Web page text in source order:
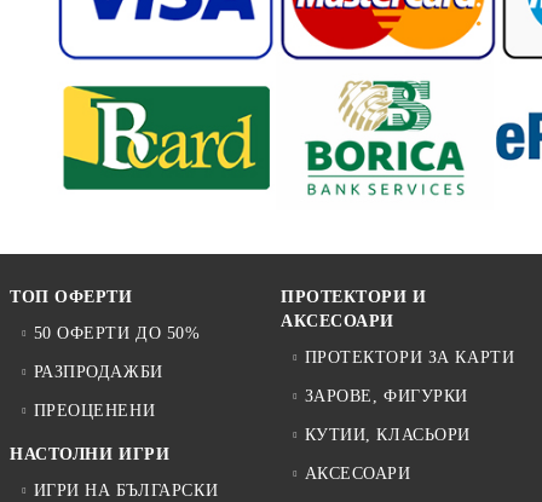
ТОП ОФЕРТИ
50 ОФЕРТИ ДО 50%
РАЗПРОДАЖБИ
ПРЕОЦЕНЕНИ
НАСТОЛНИ ИГРИ
ИГРИ НА БЪЛГАРСКИ
ПРОТЕКТОРИ И
АКСЕСОАРИ
ПРОТЕКТОРИ ЗА КАРТИ
ЗАРОВЕ, ФИГУРКИ
КУТИИ, КЛАСЬОРИ
АКСЕСОАРИ